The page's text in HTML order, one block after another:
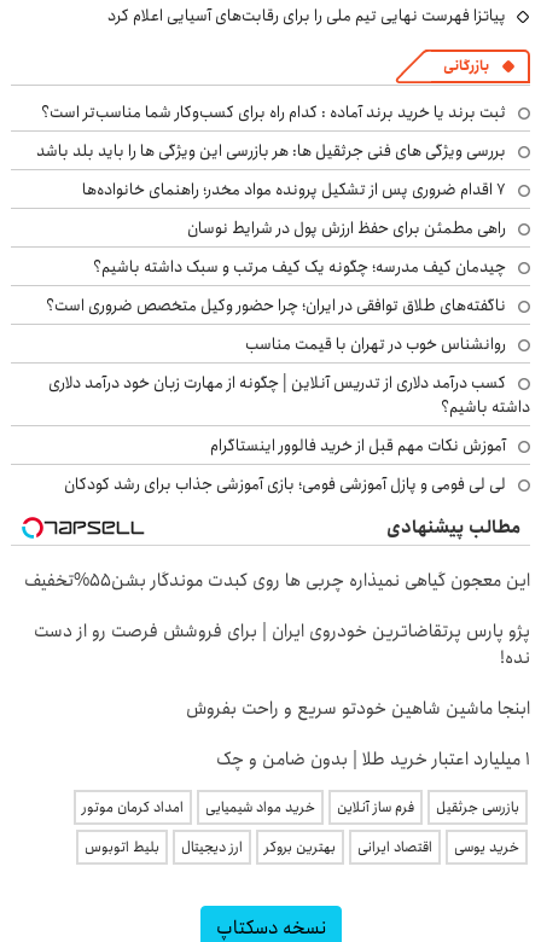
پیاتزا فهرست نهایی تیم ملی را برای رقابت‌های آسیایی اعلام کرد
بازرگانی
ثبت برند یا خرید برند آماده : کدام راه برای کسب‌وکار شما مناسب‌تر است؟
بررسی ویژگی های فنی جرثقیل ها: هر بازرسی این ویژگی ها را باید بلد باشد
۷ اقدام ضروری پس از تشکیل پرونده مواد مخدر؛ راهنمای خانواده‌ها
راهی مطمئن برای حفظ ارزش پول در شرایط نوسان
چیدمان کیف مدرسه؛ چگونه یک کیف مرتب و سبک داشته باشیم؟
ناگفته‌های طلاق توافقی در ایران؛ چرا حضور وکیل متخصص ضروری است؟
روانشناس خوب در تهران با قیمت مناسب
کسب درآمد دلاری از تدریس آنلاین | چگونه از مهارت زبان خود درآمد دلاری
داشته باشیم؟
آموزش نکات مهم قبل از خرید فالوور اینستاگرام
لی لی فومی و پازل آموزشی فومی؛ بازی آموزشی جذاب برای رشد کودکان
مطالب پیشنهادی
این معجون گیاهی نمیذاره چربی ها روی کبدت موندگار بشن55%تخفیف
پژو پارس پرتقاضاترین خودروی ایران | برای فروشش فرصت رو از دست
نده!
ابنجا ماشین شاهین خودتو سریع و راحت بفروش
۱ میلیارد اعتبار خرید طلا | بدون ضامن و چک
بازرسی جرثقیل فرم ساز آنلاین خرید مواد شیمیایی
امداد کرمان موتور
خرید یوسی
اقتصاد ایرانی بهترین بروکر ارز دیجیتال بلیط اتوبوس
نسخه دسکتاپ